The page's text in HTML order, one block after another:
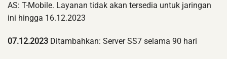
AS: T-Mobile. Layanan tidak akan tersedia untuk jaringan
ini hingga 16.12.2023
07.12.2023 Ditambahkan: Server SS7 selama 90 hari